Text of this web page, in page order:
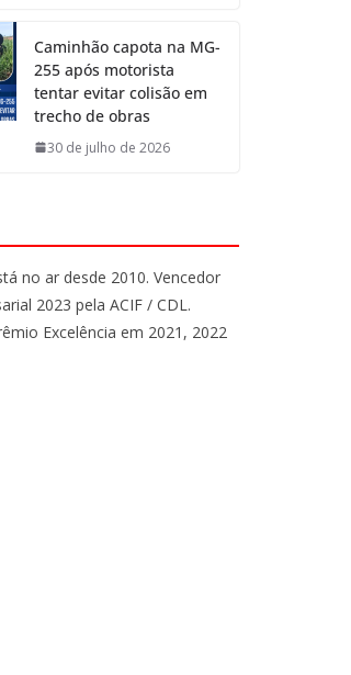
Caminhão capota na MG-
255 após motorista
tentar evitar colisão em
trecho de obras
30 de julho de 2026
no ar desde 2010. Vencedor
2023 pela ACIF / CDL.
Excelência em 2021, 2022